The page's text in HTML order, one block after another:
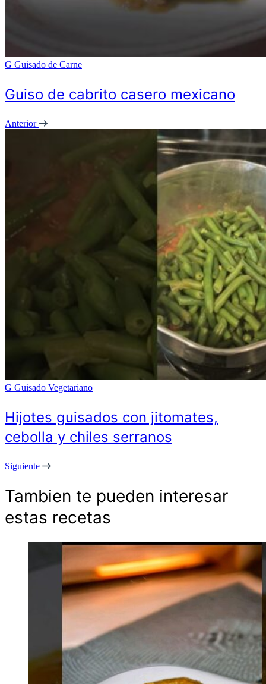
G Guisado de Carne
Guiso de cabrito casero mexicano
Anterior
G Guisado Vegetariano
Hijotes guisados con jitomates,
cebolla y chiles serranos
Siguiente
Tambien te pueden interesar
estas recetas